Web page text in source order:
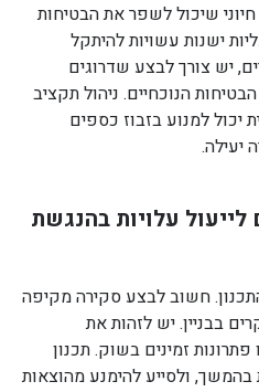
שיכול לשפר את הבטיחות
ישנות עשויות להיתקל
יש צורך לבצע שדרוגים
הנוכחיים. ניהול תקציב
למנוע בזבוז כספים
עלויות בהנגשת
חשוב לבצע סקירה מקיפה
בבניין. יש לזהות את
זמינים בשוק. תכנון
בהמשך, ולסייע להימנע מהוצאות